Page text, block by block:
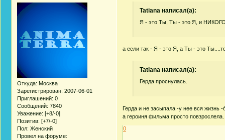
Откуда: Москва
Зарегистрирован: 2007-06-01
Приглашений: 0
Сообщений: 7840
Уважение: [+8/-0]
Позитив: [+7/-0]
Пол: Женский
Провел на форуме:
Tatiana написал(а):
Я - это Ты, Ты - это Я, и
а если так - Я - это Я, а Ты - это
Tatiana написал(а):
Герда проснулась.
Герда и не засыпала -у нее вся жизнь -
а героиня фильма просто повзрослела.
0